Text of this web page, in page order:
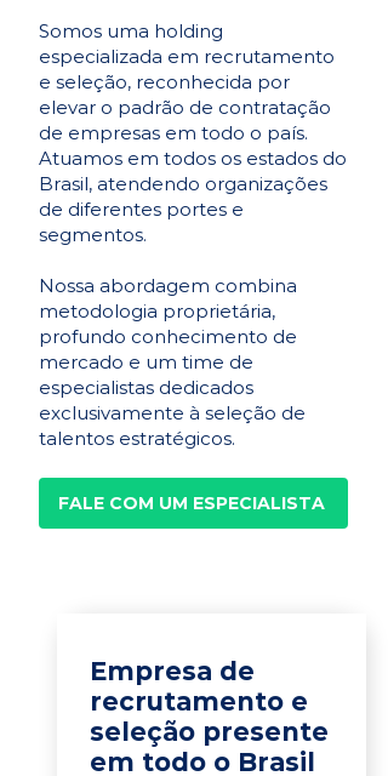
Somos uma holding
especializada em recrutamento
e seleção, reconhecida por
elevar o padrão de contratação
de empresas em todo o país.
Atuamos em todos os estados do
Brasil, atendendo organizações
de diferentes portes e
segmentos.
Nossa abordagem combina
metodologia proprietária,
profundo conhecimento de
mercado e um time de
especialistas dedicados
exclusivamente à seleção de
talentos estratégicos.
FALE COM UM ESPECIALISTA
Empresa de
recrutamento e
seleção presente
em todo o Brasil